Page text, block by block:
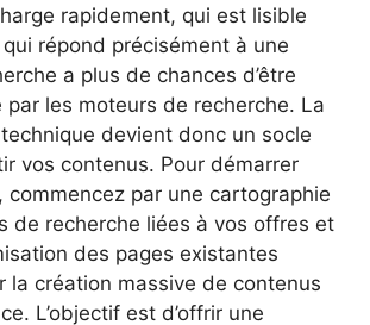
rapidement, qui est lisible
répond précisément à une
a plus de chances d’être
par les moteurs de recherche. La
devient donc un socle
vos contenus. Pour démarrer
commencez par une cartographie
de recherche liées à vos offres et
des pages existantes
la création massive de contenus
L’objectif est d’offrir une